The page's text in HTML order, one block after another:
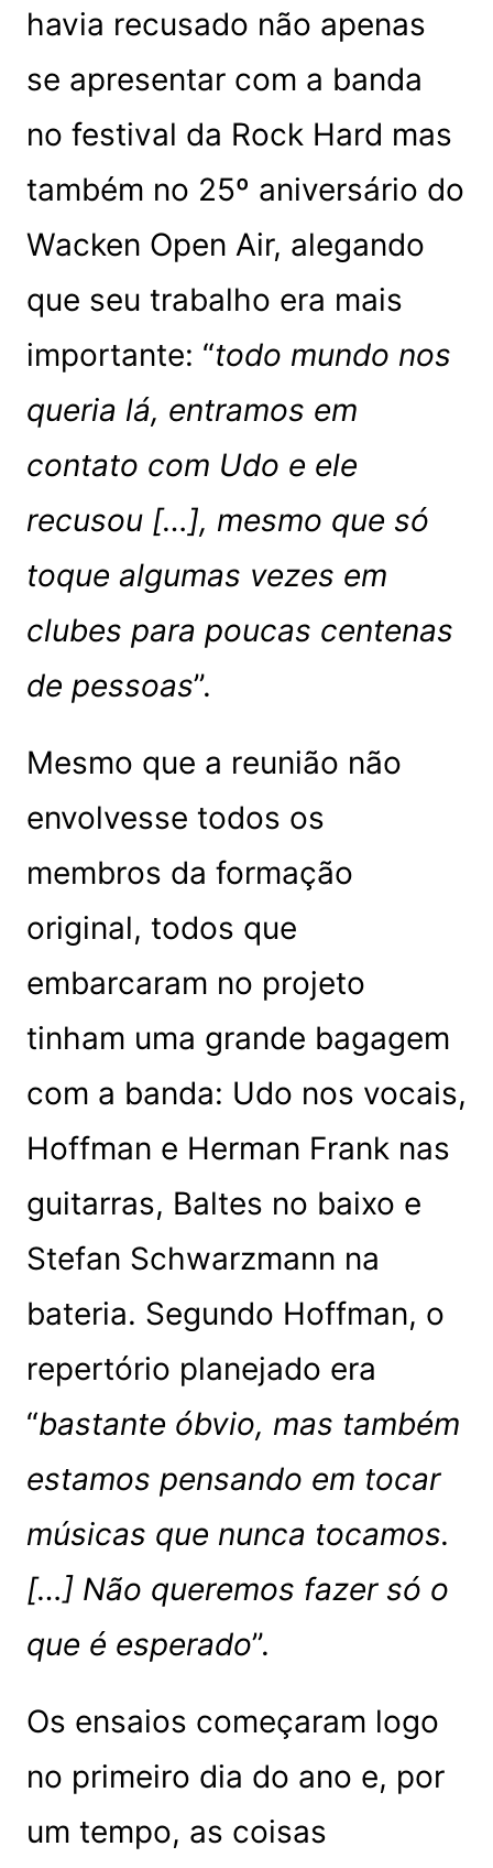
havia recusado não apenas
se apresentar com a banda
no festival da Rock Hard mas
também no 25º aniversário do
Wacken Open Air, alegando
que seu trabalho era mais
importante: “todo mundo nos
queria lá, entramos em
contato com Udo e ele
recusou […], mesmo que só
toque algumas vezes em
clubes para poucas centenas
de pessoas”.
Mesmo que a reunião não
envolvesse todos os
membros da formação
original, todos que
embarcaram no projeto
tinham uma grande bagagem
com a banda: Udo nos vocais,
Hoffman e Herman Frank nas
guitarras, Baltes no baixo e
Stefan Schwarzmann na
bateria. Segundo Hoffman, o
repertório planejado era
“bastante óbvio, mas também
estamos pensando em tocar
músicas que nunca tocamos.
[…] Não queremos fazer só o
que é esperado”.
Os ensaios começaram logo
no primeiro dia do ano e, por
um tempo, as coisas